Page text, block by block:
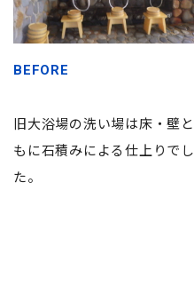
BEFORE
旧大浴場の洗い場は床・壁と
もに石積みによる仕上りでし
た。